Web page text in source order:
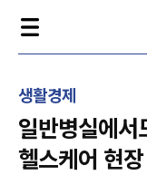
생활경제
일반병실에
헬스케어 현